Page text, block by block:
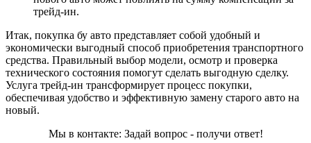
трейд-ин.
Итак, покупка бу авто представляет собой удобный и
экономически выгодный способ приобретения транспортного
средства. Правильный выбор модели, осмотр и проверка
технического состояния помогут сделать выгодную сделку.
Услуга трейд-ин трансформирует процесс покупки,
обеспечивая удобство и эффективную замену старого авто на
новый.
Мы в контакте: Задай вопрос - получи ответ!